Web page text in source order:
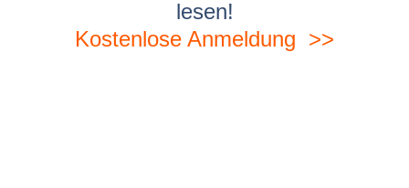
lesen!
Kostenlose Anmeldung >>